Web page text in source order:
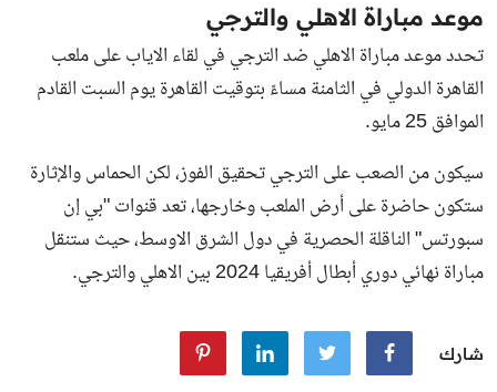
موعد مباراة الاهلي والترجي
تحدد موعد مباراة الاهلي ضد الترجي في لقاء الاياب على ملعب
القاهرة الدولي في الثامنة مساءً بتوقيت القاهرة يوم السبت القادم
الموافق 25 مايو.
سيكون من الصعب على الترجي تحقيق الفوز، لكن الحماس والإثارة
ستكون حاضرة على أرض الملعب وخارجها، تعد قنوات "بي إن
سبورتس" الناقلة الحصرية في دول الشرق الاوسط، حيث ستنقل
مباراة نهائي دوري أبطال أفريقيا 2024 بين
الاهلي والترجي.
شارك